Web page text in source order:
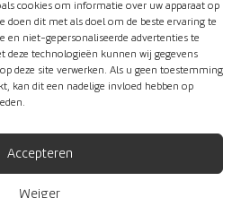
cookies om informatie over uw apparaat op
doen dit met als doel om de beste ervaring te
en niet-gepersonaliseerde advertenties te
technologieën kunnen wij gegevens
deze site verwerken. Als u geen toestemming
kan dit een nadelige invloed hebben op
Accepteren
Weiger